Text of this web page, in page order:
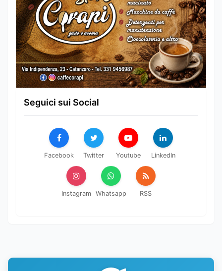
Seguici sui Social
Facebook Twitter Youtube LinkedIn
Instagram Whatsapp RSS